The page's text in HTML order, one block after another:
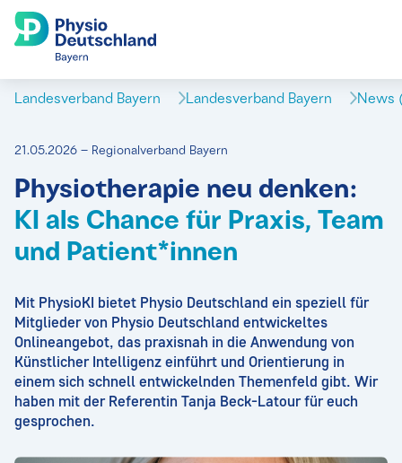
Landesverband Bayern Landesverband Bayern News
21.05.2026 – Regionalverband Bayern
Physiotherapie neu denken:
KI als Chance für Praxis, Team
und Patient*innen
Mit PhysioKI bietet Physio Deutschland ein speziell für
Mitglieder von Physio Deutschland entwickeltes
Onlineangebot, das praxisnah in die Anwendung von
Künstlicher Intelligenz einführt und Orientierung in
einem sich schnell entwickelnden Themenfeld gibt. Wir
haben mit der Referentin Tanja Beck-Latour für euch
gesprochen.